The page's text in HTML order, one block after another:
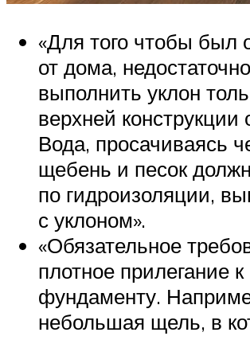
«Для того чтобы был
от дома, недостаточно
выполнить уклон
верхней конструкции
Вода, просачиваясь
щебень и песок
по гидроизоляции,
с уклоном».
«Обязательное
плотное прилегание к
фундаменту.
небольшая щель, в